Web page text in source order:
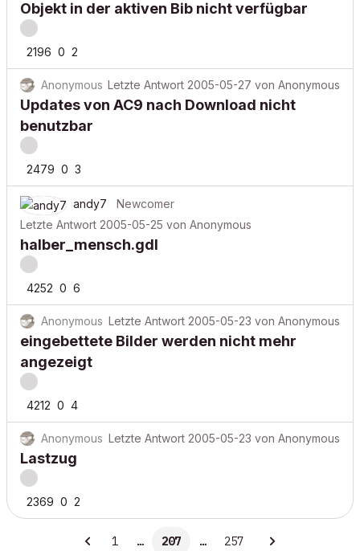
Objekt in der aktiven Bib nicht verfügbar
2196 0 2
Anonymous Letzte Antwort 2005-05-27 von Anonymous
Updates von AC9 nach Download nicht
benutzbar
2479 0 3
andy7
Newcomer
Letzte Antwort 2005-05-25 von Anonymous
halber_mensch.gdl
4252 0 6
Anonymous Letzte Antwort 2005-05-23 von Anonymous
eingebettete Bilder werden nicht mehr
angezeigt
4212 0 4
Anonymous Letzte Antwort 2005-05-23 von Anonymous
Lastzug
2369 0 2
1 … 207 … 257